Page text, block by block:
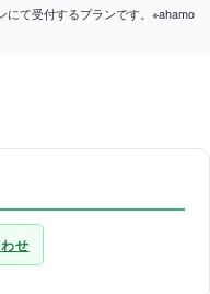
にて受付するプランです。※ahamo
せ